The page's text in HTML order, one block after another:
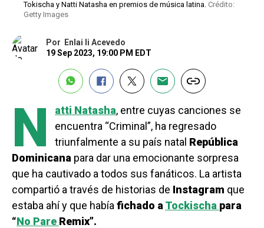
Tokischa y Natti Natasha en premios de música latina. Crédito:
Getty Images
Por Enlai li Acevedo
19 Sep 2023, 19:00 PM EDT
N atti Natasha, entre cuyas canciones se
encuentra “Criminal”, ha regresado
triunfalmente a su país natal República
Dominicana para dar una emocionante sorpresa
que ha cautivado a todos sus fanáticos. La artista
compartió a través de historias de Instagram que
estaba ahí y que había fichado a Tockischa para
“No Pare Remix”.